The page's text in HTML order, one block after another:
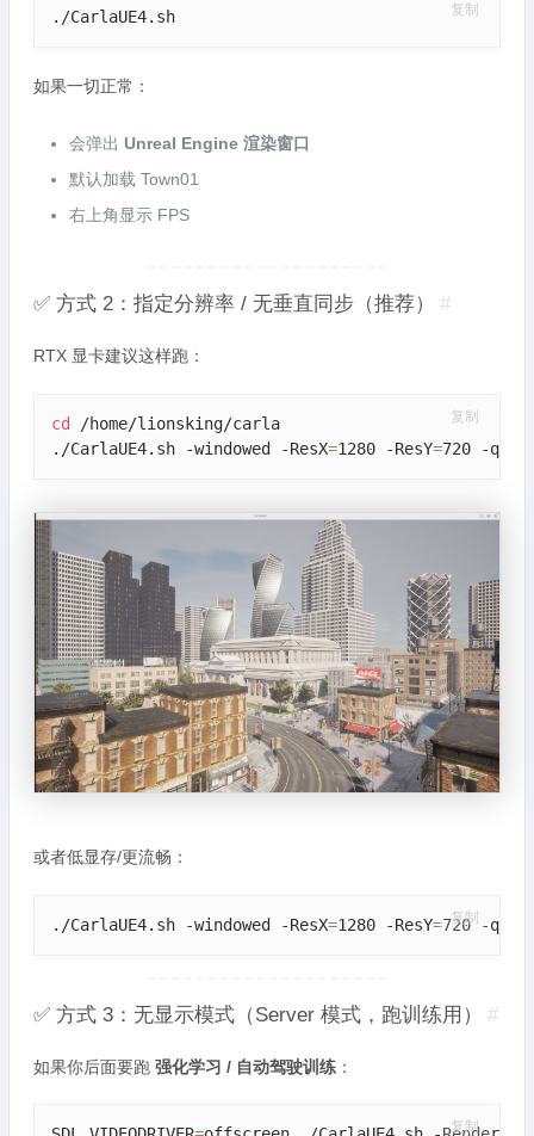
./CarlaUE4.sh 复制
如果一切正常：
会弹出 Unreal Engine 渲染窗口
默认加载 Town01
右上角显示 FPS
✅ 方式 2：指定分辨率 / 无垂直同步（推荐） #
RTX 显卡建议这样跑：
cd
/home/lionsking/carla
./CarlaUE4.sh -windowed -ResX=1280 -ResY=720 -
复制
或者低显存/更流畅：
./CarlaUE4.sh -windowed -ResX=1280 -ResY=720 -
复制
✅ 方式 3：无显示模式（Server 模式，跑训练用） #
如果你后面要跑 强化学习 / 自动驾驶训练 ：
复制